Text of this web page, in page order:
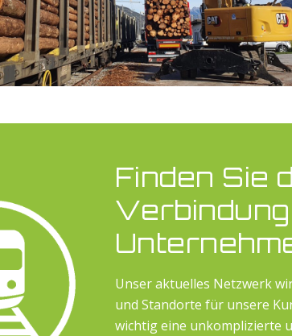
Finden Sie
Unser aktuelles Netzwerk
und Standorte für unsere
wichtig eine unkomplizierte